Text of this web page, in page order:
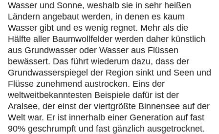
Wasser und Sonne, weshalb sie in sehr heißen
Ländern angebaut werden, in denen es kaum
Wasser gibt und es wenig regnet. Mehr als die
Hälfte aller Baumwollfelder werden daher künstlich
aus Grundwasser oder Wasser aus Flüssen
bewässert. Das führt wiederum dazu, dass der
Grundwasserspiegel der Region sinkt und Seen und
Flüsse zunehmend austrocken. Eins der
weltweitbekanntesten Beispiele dafür ist der
Aralsee, der einst der viertgrößte Binnensee auf der
Welt war. Er ist innerhalb einer Generation auf fast
90% geschrumpft und fast gänzlich ausgetrocknet.